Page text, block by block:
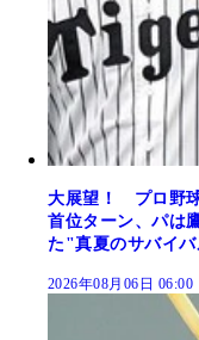
大展望！ プロ野
首位ターン、パは
た"真夏のサバイ
2026年08月06日 06:00